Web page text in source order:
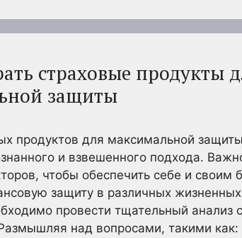
страховые продукты
защиты
продуктов для максимальной
и взвешенного подхода.
чтобы обеспечить себе и своим
защиту в различных жизненных
провести тщательный анализ
над вопросами, такими как: